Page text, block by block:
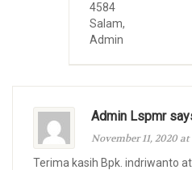
4584
Salam,
Admin
Admin Lspmr
November 11, 2020 at
Terima kasih Bpk. indriwanto